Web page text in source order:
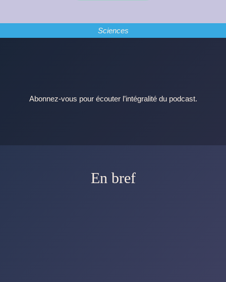
Sciences
Abonnez-vous pour écouter l’intégralité du podcast.
En bref